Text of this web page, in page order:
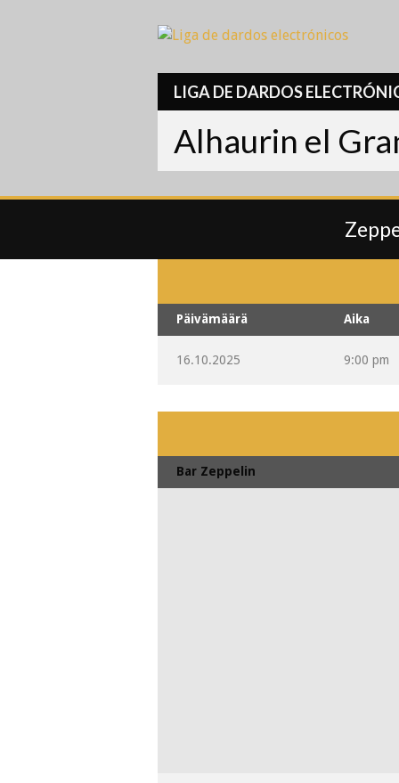
LIGA DE DARDOS
Alhaurin el
Päivämäärä Aika
16.10.2025 9:00 pm
Bar Zeppelin